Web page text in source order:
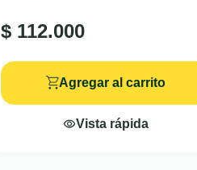
$ 112.000
Agregar al carrito
Vista rápida